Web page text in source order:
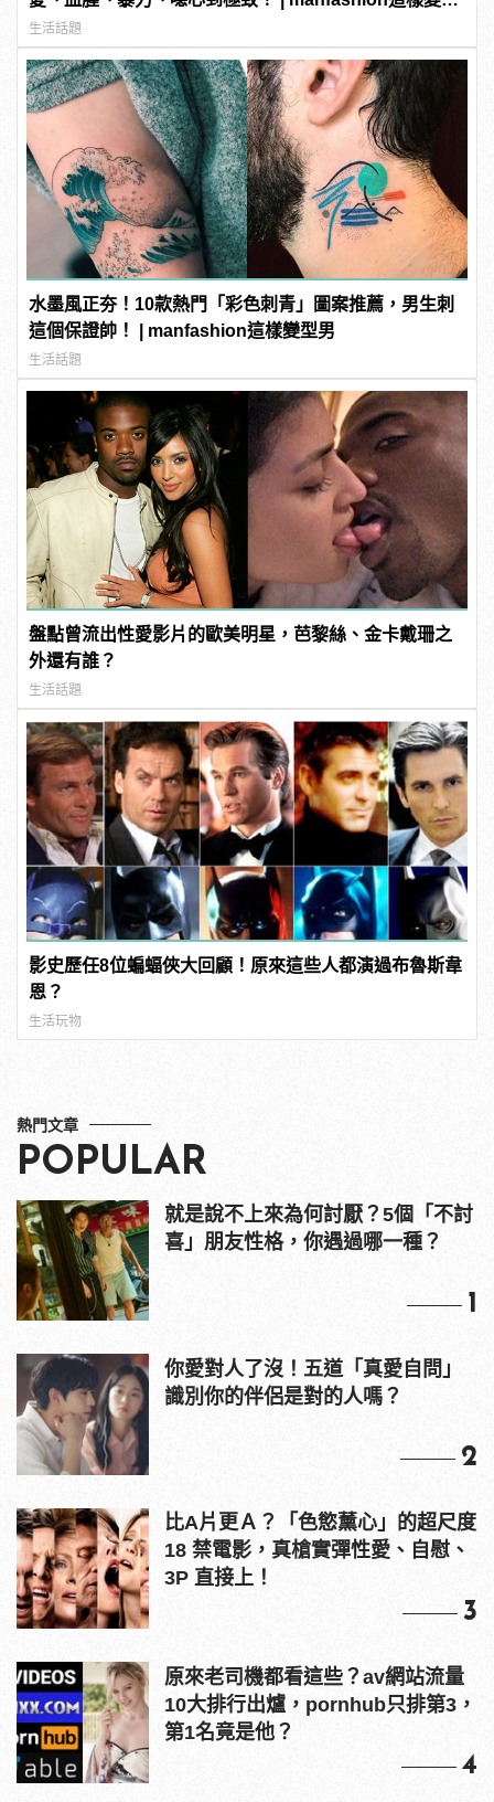
男
生活話題
水墨風正夯！10款熱門「彩色刺青」圖案推薦，男生刺
這個保證帥！ | manfashion這樣變型男
生活話題
盤點曾流出性愛影片的歐美明星，芭黎絲、金卡戴珊之
外還有誰？
生活話題
影史歷任8位蝙蝠俠大回顧！原來這些人都演過布魯斯韋
恩？
生活玩物
熱門文章
POPULAR
就是說不上來為何討厭？5個「不討
喜」朋友性格，你遇過哪一種？
1
你愛對人了沒！五道「真愛自問」
識別你的伴侶是對的人嗎？
2
比A片更Ａ？「色慾薰心」的超尺度
18 禁電影，真槍實彈性愛、自慰、
3P 直接上！
3
原來老司機都看這些？av網站流量
10大排行出爐，pornhub只排第3，
第1名竟是他？
4